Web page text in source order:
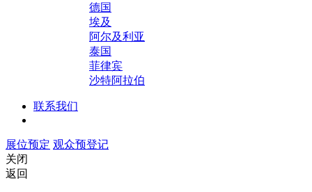
德国
埃及
阿尔及利亚
泰国
菲律宾
沙特阿拉伯
联系我们
展位预定 观众预登记
关闭
返回